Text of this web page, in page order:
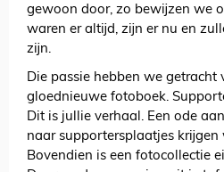
gewoon door, zo bewijzen we
waren er altijd, zijn er nu en
zijn.
Die passie hebben we getracht
gloednieuwe fotoboek.
Dit is jullie verhaal. Een ode
naar supportersplaatjes krijgen
Bovendien is een fotocollectie